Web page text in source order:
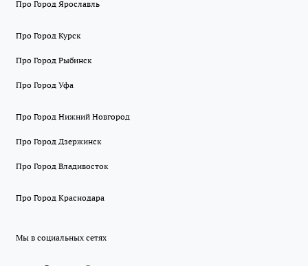
Про Город Ярославль
Про Город Курск
Про Город Рыбинск
Про Город Уфа
Про Город Нижний Новгород
Про Город Дзержинск
Про Город Владивосток
Про Город Краснодара
Мы в социальных сетях